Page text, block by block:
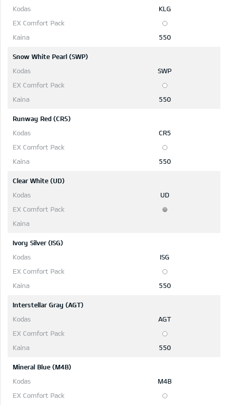
KLG
550
Snow White Pearl (SWP)
SWP
550
Runway Red (CR5)
CR5
550
Clear White (UD)
UD
Ivory Silver (ISG)
ISG
550
Interstellar Gray (AGT)
AGT
550
Mineral Blue (M4B)
M4B